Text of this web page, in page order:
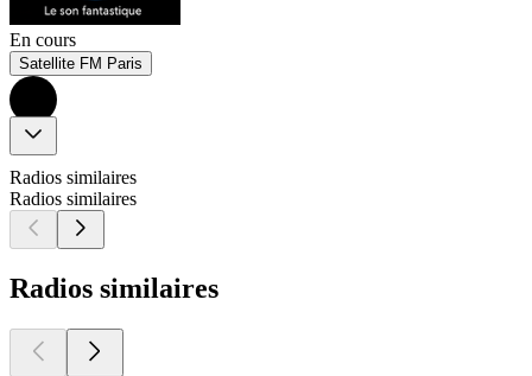
En cours
Satellite FM Paris
Radios similaires
Radios similaires
Radios similaires